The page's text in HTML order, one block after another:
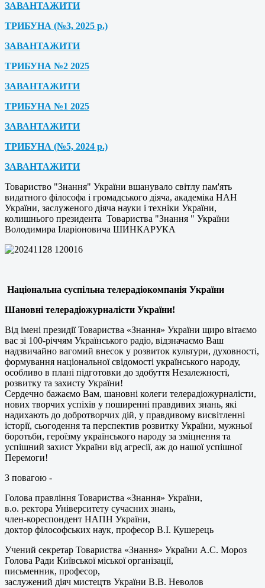
ЗАВАНТАЖИТИ
ТРИБУНА (№3, 2025 р.)
ЗАВАНТАЖИТИ
ТРИБУНА №2 2025
ЗАВАНТАЖИТИ
ТРИБУНА №1 2025
ЗАВАНТАЖИТИ
ТРИБУНА (№5, 2024 р.)
ЗАВАНТАЖИТИ
Товариство "Знання" України вшанувало світлу пам'ять
видатного філософа і громадського діяча, академіка НАН
України, заслуженого діяча науки і техніки України,
колишнього президента Товариства "Знання " України
Володимира Іларіоновича ШИНКАРУКА
Національна суспільна телерадіокомпанія України
Шановні телерадіожурналісти України!
Від імені президії Товариства «Знання» України щиро вітаємо
вас зі 100-річчям Українського радіо, відзначаємо Ваш
надзвичайно вагомий внесок у розвиток культури, духовності,
формування національної свідомості українського народу,
особливо в плані підготовки до здобуття Незалежності,
розвитку та захисту України!
Сердечно бажаємо Вам, шановні колеги телерадіожурналісти,
нових творчих успіхів у поширенні правдивих знань, які
надихають до добротворчих дій, у правдивому висвітленні
історії, сьогодення та перспектив розвитку України, мужньої
боротьби, героїзму українського народу за зміцнення та
успішний захист України від агресії, аж до нашої успішної
Перемоги!
З повагою -
Голова правління Товариства «Знання» України,
в.о. ректора Університету сучасних знань,
член-кореспондент НАПН України,
доктор філософських наук, професор В.І. Кушерець
Учений секретар Товариства «Знання» України А.С. Мороз
Голова Ради Київської міської організації,
письменник, професор,
заслужений діяч мистецтв України В.В. Неволов